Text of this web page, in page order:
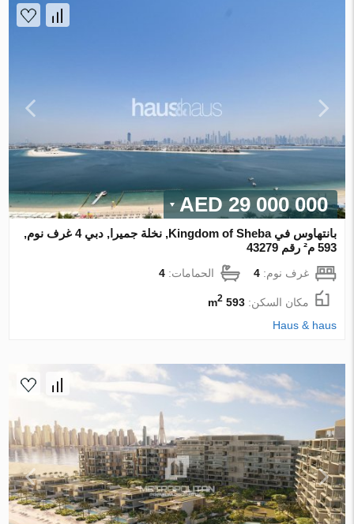
29 000 000 AED
بانتهاوس في Kingdom of Sheba, نخلة جميرا, دبي 4 غرف نوم,
593 م² رقم 43279
غرف نوم:4 الحمامات:4
مكان السكن:593 m
2
Haus & haus